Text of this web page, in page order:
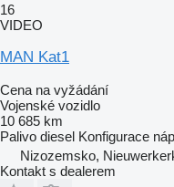
16
VIDEO
MAN Kat1
Cena na vyžádání
Vojenské vozidlo
10 685 km
Palivo diesel Konfigurace
Nizozemsko,
Kontakt s dealerem